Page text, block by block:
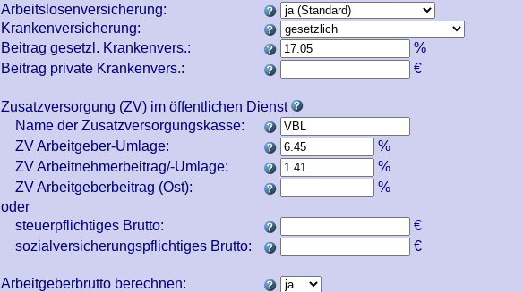
Arbeitslosenversicherung:
Krankenversicherung:
Beitrag gesetzl. Krankenvers.:
%
Beitrag private Krankenvers.:
€
Zusatzversorgung (ZV) im öffentlichen Dienst
Name der Zusatzversorgungskasse:
ZV Arbeitgeber-Umlage:
%
ZV Arbeitnehmerbeitrag/-Umlage:
%
ZV Arbeitgeberbeitrag (Ost):
%
oder
steuerpflichtiges Brutto:
€
sozialversicherungspflichtiges Brutto:
€
Arbeitgeberbrutto berechnen: